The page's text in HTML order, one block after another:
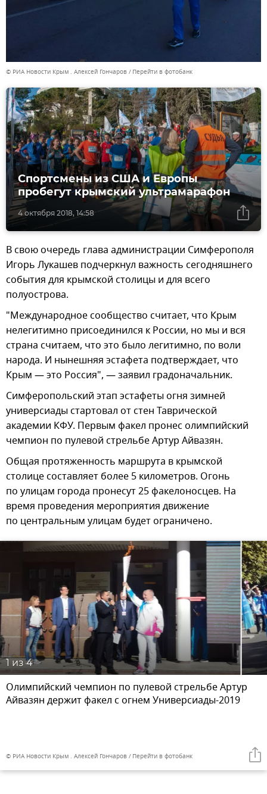
© РИА Новости Крым . Алексей Гончаров Перейти в фотобанк
4 октября 2018, 14:58
Спортсмены из США и Европы
пробегут крымский ультрамарафон
В свою очередь глава администрации Симферополя
Игорь Лукашев подчеркнул важность сегодняшнего
события для крымской столицы и для всего
полуострова.
"Международное сообщество считает, что Крым
нелегитимно присоединился к России, но мы и вся
страна считаем, что это было легитимно, по воли
народа. И нынешняя эстафета подтверждает, что
Крым — это Россия", — заявил градоначальник.
Симферопольский этап эстафеты огня зимней
универсиады стартовал от стен Таврической
академии КФУ. Первым факел пронес олимпийский
чемпион по пулевой стрельбе Артур Айвазян.
Общая протяженность маршрута в крымской
столице составляет более 5 километров. Огонь
по улицам города пронесут 25 факелоносцев. На
время проведения мероприятия движение
по центральным улицам будет ограничено.
1 из 4
Олимпийский чемпион по пулевой стрельбе Артур
Айвазян держит факел с огнем Универсиады-2019
© РИА Новости Крым . Алексей Гончаров Перейти в фотобанк